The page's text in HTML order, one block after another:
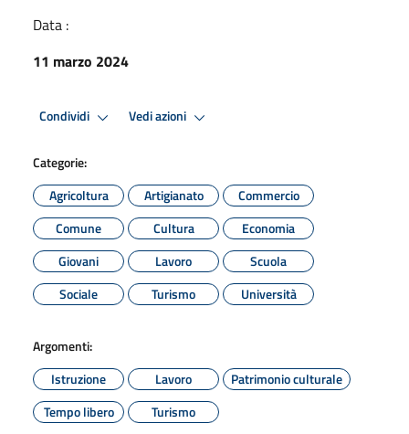
Data :
11 marzo 2024
Condividi Vedi azioni
Categorie:
Agricoltura
Artigianato
Commercio
Comune
Cultura
Economia
Giovani
Lavoro
Scuola
Sociale
Turismo Università
Argomenti:
Istruzione
Lavoro
Patrimonio culturale
Tempo libero
Turismo